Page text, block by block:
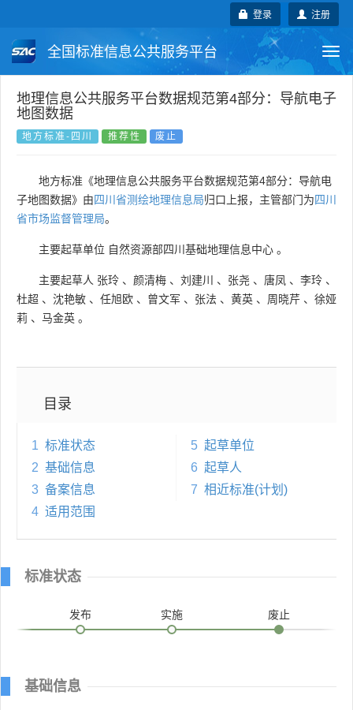
注册
登录
全国标准信息公共服务平台
国家标准 行业标准 地方标准
团体标准 企业标准
国外标准 技术委员会
地理信息公共服务平台数据规范第4部分：导航电子
地图数据
地方标准-四川 推荐性 废止
地方标准《地理信息公共服务平台数据规范第4部分：导航电
子地图数据》由四川省测绘地理信息局归口上报，主管部门为四川
省市场监督管理局。
主要起草单位 自然资源部四川基础地理信息中心 。
主要起草人 张玲 、 颜清梅 、 刘建川 、 张尧 、 唐凤 、 李玲 、
杜超 、 沈艳敏 、 任旭欧 、 曾文军 、 张法 、 黄英 、 周晓芹 、 徐娅
莉 、 马金英 。
目录
1 标准状态
2 基础信息
3 备案信息
4 适用范围
5 起草单位
6 起草人
7 相近标准(计划)
标准状态
发布 实施 废止
基础信息